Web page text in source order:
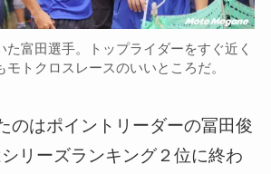
た富田選手。トップライダーをすぐ近く
モトクロスレースのいいところだ。
のはポイントリーダーの冨田俊
リーズランキング２位に終わ